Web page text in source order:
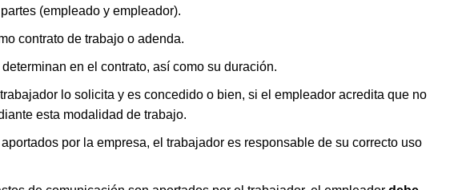
(empleado y empleador).
contrato de trabajo o adenda.
en el contrato, así como su duración.
lo solicita y es concedido o bien, si el empleador acredita que no
esta modalidad de trabajo.
por la empresa, el trabajador es responsable de su correcto uso